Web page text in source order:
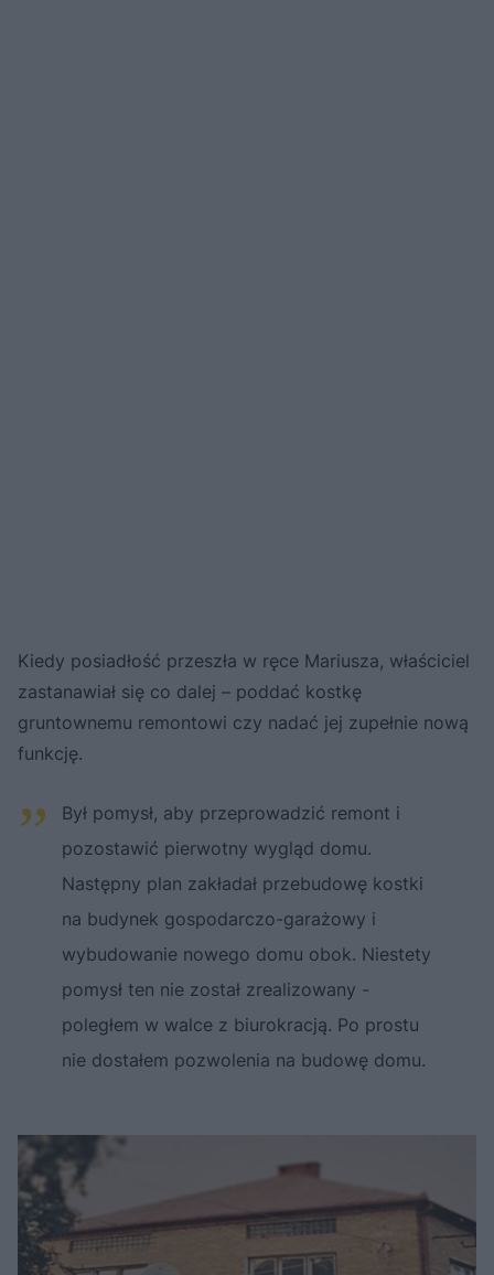
Kiedy posiadłość przeszła w ręce Mariusza, właściciel
zastanawiał się co dalej – poddać kostkę
gruntownemu remontowi czy nadać jej zupełnie nową
funkcję.
Był pomysł, aby przeprowadzić remont i
pozostawić pierwotny wygląd domu.
Następny plan zakładał przebudowę kostki
na budynek gospodarczo-garażowy i
wybudowanie nowego domu obok. Niestety
pomysł ten nie został zrealizowany -
poległem w walce z biurokracją. Po prostu
nie dostałem pozwolenia na budowę domu.